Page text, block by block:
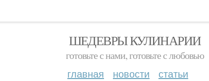
ШЕДЕВРЫ КУЛИНАРИИ
готовьте с нами, готовьте с любовью
главная новости статьи